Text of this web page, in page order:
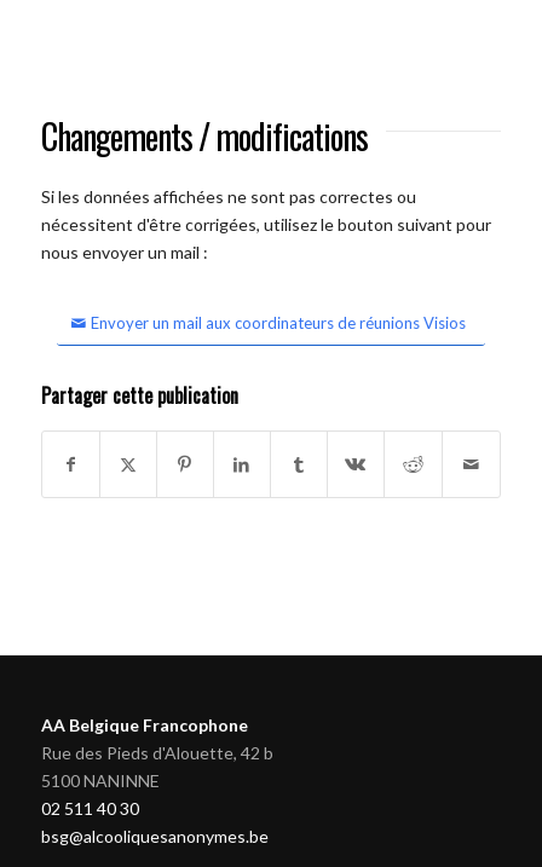
Changements / modifications
Si les données affichées ne sont pas correctes ou
nécessitent d'être corrigées, utilisez le bouton suivant pour
nous envoyer un mail :
Envoyer un mail aux coordinateurs de réunions Visios
Partager cette publication
AA Belgique Francophone
Rue des Pieds d'Alouette, 42 b
5100 NANINNE
02 511 40 30
bsg@alcooliquesanonymes.be